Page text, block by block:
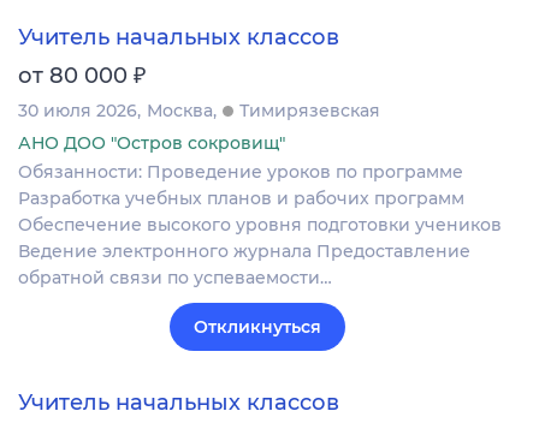
Учитель начальных классов
от 80 000 ₽
30 июля 2026 Москва
Тимирязевская
АНО ДОО "Остров сокровищ"
Обязанности: Проведение уроков по программе
Разработка учебных планов и рабочих программ
Обеспечение высокого уровня подготовки учеников
Ведение электронного журнала Предоставление
обратной связи по успеваемости…
Откликнуться
Учитель начальных классов